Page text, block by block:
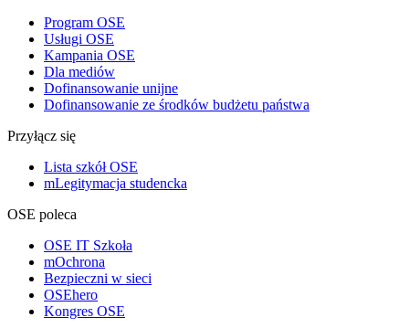
Program OSE
Usługi OSE
Kampania OSE
Dla mediów
Dofinansowanie unijne
Dofinansowanie ze środków budżetu państwa
Przyłącz się
Lista szkół OSE
mLegitymacja studencka
OSE poleca
OSE IT Szkoła
mOchrona
Bezpieczni w sieci
OSEhero
Kongres OSE